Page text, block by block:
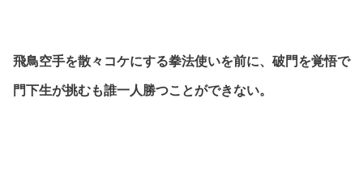
飛鳥空手を散々コケにする拳法使いを前に、破門を覚悟で
門下生が挑むも誰一人勝つことができない。